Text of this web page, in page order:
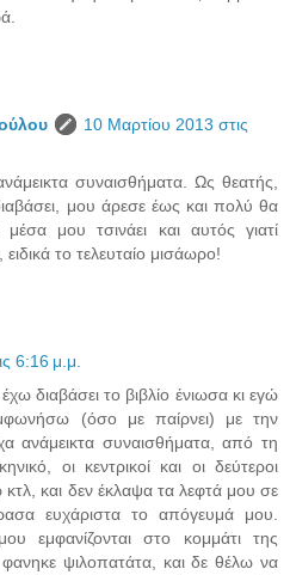
10 Μαρτίου 2013 στις
συναισθήματα. Ως θεατής,
μου άρεσε έως και πολύ θα
μου τσινάει και αυτός γιατί
το τελευταίο μισάωρο!
6:16 μ.μ.
διαβάσει το βιβλίο ένιωσα κι εγώ
(όσο με παίρνει) με την
ανάμεικτα συναισθήματα, από τη
οι κεντρικοί και οι δεύτεροι
κτλ, και δεν έκλαψα τα λεφτά μου σε
ευχάριστα το απόγευμά μου.
εμφανίζονται στο κομμάτι της
ψιλοπατάτα, και δε θέλω να